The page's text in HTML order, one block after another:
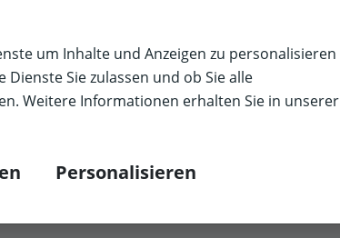
um Inhalte und Anzeigen zu personalisieren
Sie zulassen und ob Sie alle
Weitere Informationen erhalten Sie in unserer
Personalisieren